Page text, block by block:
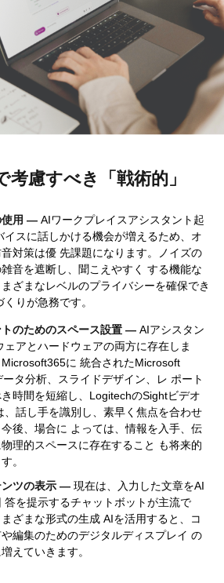
考慮すべき「戦術的」
のためのスペース設置 — AIアシスタン
ェアとハードウェアの両方に存在しま
に 統合されたMicrosoft
タ分析、スライドデザイン、レ ポート
時間を短縮し、LogitechのSightビデオ
、話し手を識別し、素早く焦点を合わせ
後、場合に よっては、情報を入手、伝
理的スペースに存在すること も将来的
。
ンツの表示 — 現在は、入力した文章をAI
答を提示するチャットボットが主流で
ざまな形式の生成 AIを活用すると、コ
編集のためのデジタルディスプレイ の
えていきます。
使用 — AIワークプレイスアシスタント起
イスに話しかける機会が増えるため、オ
対策は優 先課題になります。ノイズの
音を遮断し、聞こえやすく する機能な
ざまなレベルのプライバシーを確保でき
りが急務です。